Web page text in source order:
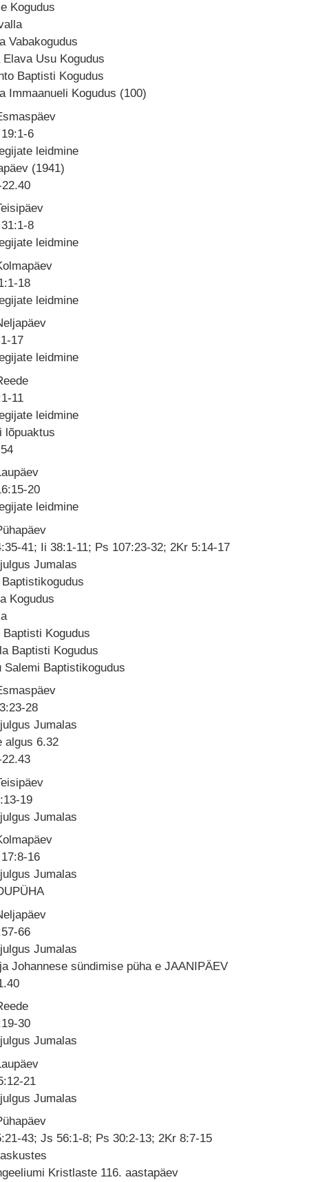
Kogudus
Vabakogudus
Elava Usu Kogudus
Baptisti Kogudus
Immaanueli Kogudus (100)
6
leidmine
(1941)
8
leidmine
18
leidmine
17
leidmine
11
leidmine
lõpuaktus
20
leidmine
41; Ii 38:1-11; Ps 107:23-32; 2Kr 5:14-17
Jumalas
Kogudus
Baptisti Kogudus
Baptisti Kogudus
Salemi Baptistikogudus
28
Jumalas
algus 6.32
19
Jumalas
16
Jumalas
66
Jumalas
Johannese sündimise püha e JAANIPÄEV
30
Jumalas
21
Jumalas
43; Js 56:1-8; Ps 30:2-13; 2Kr 8:7-15
Kristlaste 116. aastapäev